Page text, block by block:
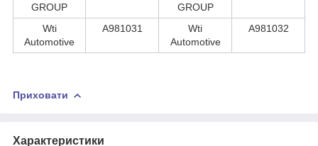
GROUP
GROUP
Wti
Automotive
A981031
Wti
Automotive
A981032
Приховати
Характеристики